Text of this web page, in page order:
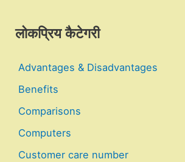
लोकप्रिय कैटेगरी
Advantages & Disadvantages
Benefits
Comparisons
Computers
Customer care number